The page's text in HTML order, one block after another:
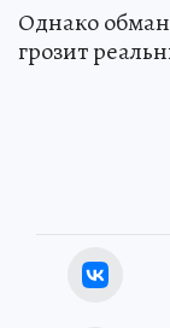
Однако
грозит